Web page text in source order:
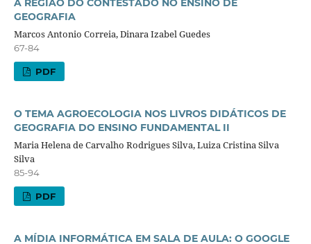
A REGIÃO DO CONTESTADO NO ENSINO DE
GEOGRAFIA
Marcos Antonio Correia, Dinara Izabel Guedes
67-84
PDF
O TEMA AGROECOLOGIA NOS LIVROS DIDÁTICOS DE
GEOGRAFIA DO ENSINO FUNDAMENTAL II
Maria Helena de Carvalho Rodrigues Silva, Luiza Cristina Silva
Silva
85-94
PDF
A MÍDIA INFORMÁTICA EM SALA DE AULA: O GOOGLE